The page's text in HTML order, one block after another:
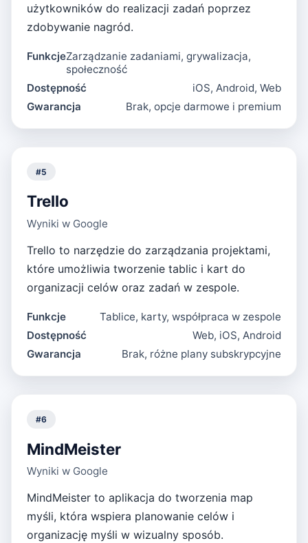
użytkowników do realizacji zadań poprzez
zdobywanie nagród.
FunkcjeZarządzanie zadaniami, grywalizacja,
społeczność
Dostępność
iOS, Android, Web
Gwarancja
Brak, opcje darmowe i premium
#5
Trello
Wyniki w Google
Trello to narzędzie do zarządzania projektami,
które umożliwia tworzenie tablic i kart do
organizacji celów oraz zadań w zespole.
Funkcje
Tablice, karty, współpraca w zespole
Dostępność
Web, iOS, Android
Gwarancja
Brak, różne plany subskrypcyjne
#6
MindMeister
Wyniki w Google
MindMeister to aplikacja do tworzenia map
myśli, która wspiera planowanie celów i
organizację myśli w wizualny sposób.